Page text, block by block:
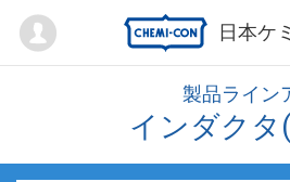
日本ケ
Mypage
製品ライン
インダクタ